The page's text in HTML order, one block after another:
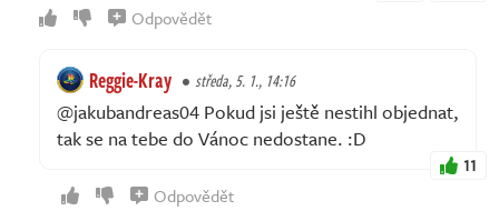
Odpovědět
Reggie-Kray středa, 5. 1., 14:16
@jakubandreas04 Pokud jsi ještě nestihl objednat,
tak se na tebe do Vánoc nedostane. :D
11
Odpovědět